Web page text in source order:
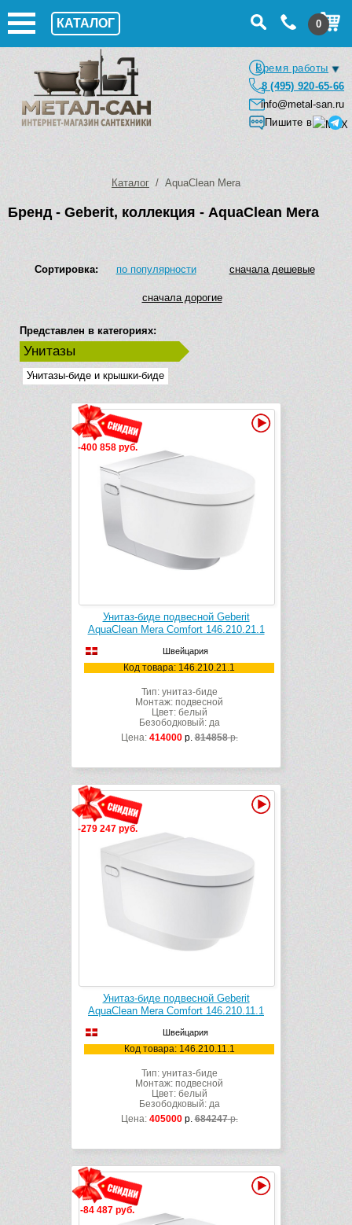
КАТАЛОГ 0
Время работы
8 (495) 920-65-66
info@metal-san.ru
Пишите в
Каталог / AquaClean Mera
Бренд - Geberit, коллекция - AquaClean Mera
Сортировка: по популярности сначала дешевые
сначала дорогие
Представлен в категориях:
Унитазы
Унитазы-биде и крышки-биде
-400 858 руб.
Унитаз-биде подвесной Geberit
AquaClean Mera Comfort 146.210.21.1
Швейцария
Код товара: 146.210.21.1
Тип: унитаз-биде
Монтаж: подвесной
Цвет: белый
Безободковый: да
Цена: 414000р.814858р.
-279 247 руб.
Унитаз-биде подвесной Geberit
AquaClean Mera Comfort 146.210.11.1
Швейцария
Код товара: 146.210.11.1
Тип: унитаз-биде
Монтаж: подвесной
Цвет: белый
Безободковый: да
Цена: 405000р.684247р.
-84 487 руб.